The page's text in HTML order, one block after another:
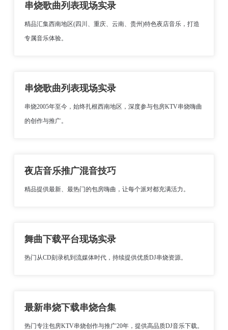
串烧歌曲列表现场实录
精品汇集西南地区(四川、重庆、云南、贵州)特色夜店音乐，打造
专属音乐体验。
串烧歌曲列表现场实录
串烧2005年至今，始终扎根西南地区，深度参与包房KTV串烧嗨曲
的创作与推广。
夜店音乐推广混音技巧
精品提供最新、最热门的包房嗨曲，让每个派对都充满活力。
舞曲下载平台现场实录
热门从CD刻录机到流媒体时代，持续提供优质DJ串烧资源。
最新串烧下载串烧合集
热门专注包房KTV串烧创作与推广20年，提供高品质DJ音乐下载。